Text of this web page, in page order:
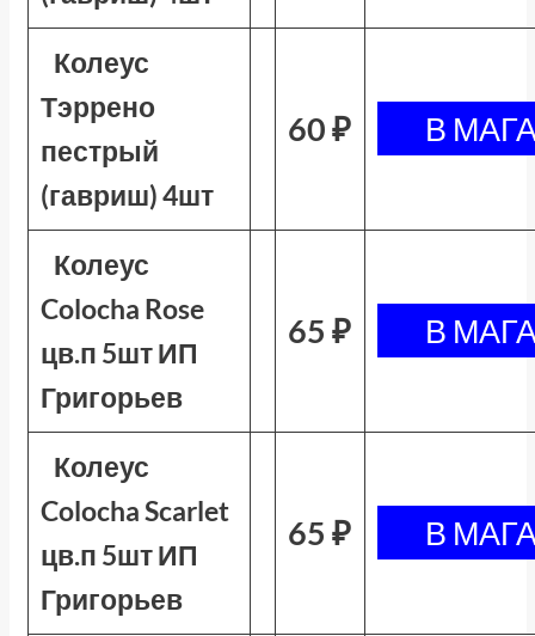
Колеус
Тэррено
пестрый
(гавриш) 4шт
60 ₽
Колеус
Colocha Rose
цв.п 5шт ИП
Григорьев
65 ₽
Колеус
Colocha Scarlet
цв.п 5шт ИП
Григорьев
65 ₽